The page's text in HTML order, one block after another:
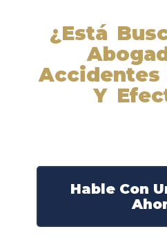
¿Está
Accidentes
Y
Hable Con